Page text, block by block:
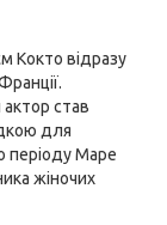
Кокто відразу
став
для
періоду Маре
жіночих